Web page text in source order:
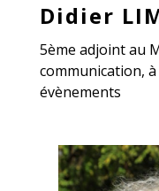
Didier
5ème adjoint au
communication,
évènements